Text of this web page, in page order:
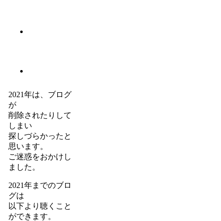
2021年は、ブログ
が
削除されたりして
しまい
探しづらかったと
思います。
ご迷惑をおかけし
ました。
2021年までのブロ
グは
以下より聴くこと
ができます。